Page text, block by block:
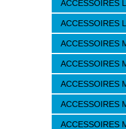
ACCESSOIRES
ACCESSOIRES
ACCESSOIRES
ACCESSOIRES
ACCESSOIRES
ACCESSOIRES
ACCESSOIRES